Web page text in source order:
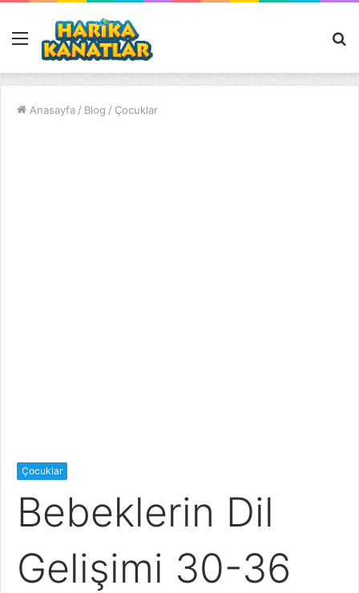
Menü
...
Anasayfa / Blog / Çocuklar
Çocuklar
Bebeklerin Dil
Gelişimi 30-36